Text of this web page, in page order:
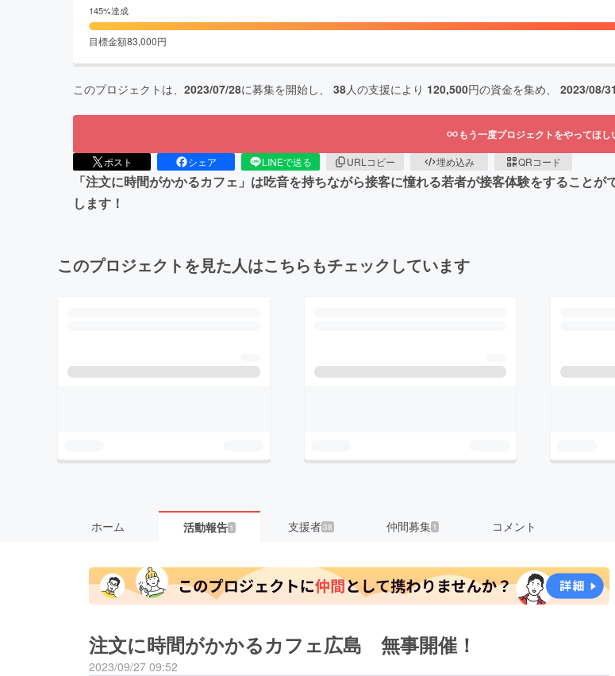
145%達成
目標金額83,000円
このプロジェクトは、 2023/07/28に募集を開始し、 38人の支援により 120,500円の資金を集め、 2023/08/31
もう一度プロジェクトをやってほし
ポスト シェア LINEで送る URLコピー 埋め込み QRコード
「注文に時間がかかるカフェ」は吃音を持ちながら接客に憧れる若者が接客体験をすること
します！
このプロジェクトを見た人はこちらもチェックしています
ホーム 活動報告 1 支援者38 仲間募集 1 コメント
注文に時間がかかるカフェ広島 無事開催！
2023/09/27 09:52